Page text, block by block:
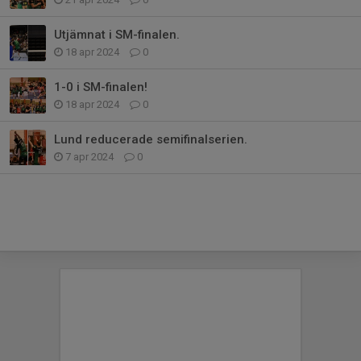
Utjämnat i SM-finalen.
18 apr 2024 0
1-0 i SM-finalen!
18 apr 2024 0
Lund reducerade semifinalserien.
7 apr 2024 0